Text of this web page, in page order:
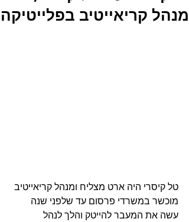
מנהל קריאייטיב בפלייטיקה
טל קיסרי היה ארט מצליח ומנהל קריאייטיב
מוכשר במשרדי פרסום עד שלפני שנה
עשה את המעבר להייטק והלך לנהל